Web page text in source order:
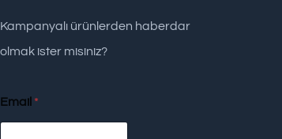
Kampanyalı ürünlerden haberdar
olmak ister misiniz?
Email *